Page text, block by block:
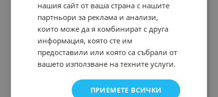
Арт.№: 244943
нашия сайт от ваша страна с нашите
партньори за реклама и анализи,
които може да я комбинират с друга
информация, която сте им
предоставили или която са събрали от
вашето използване на техните услуги.
ПРИЕМЕТЕ ВСИЧКИ